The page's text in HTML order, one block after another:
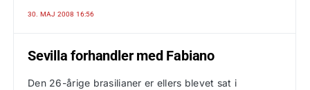
30. MAJ 2008 16:56
Sevilla forhandler med Fabiano
Den 26-årige brasilianer er ellers blevet sat i